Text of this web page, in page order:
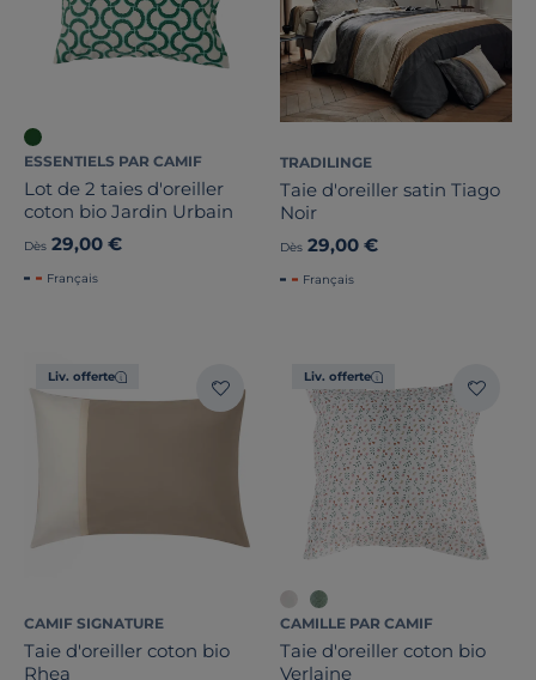
ESSENTIELS PAR CAMIF
Lot de 2 taies d'oreiller
coton bio Jardin Urbain
Dès 29,00 €
Français
TRADILINGE
Taie d'oreiller satin Tiago
Noir
Dès 29,00 €
Français
Liv. offerte
CAMIF SIGNATURE
Taie d'oreiller coton bio
Rhea
Liv. offerte
CAMILLE PAR CAMIF
Taie d'oreiller coton bio
Verlaine